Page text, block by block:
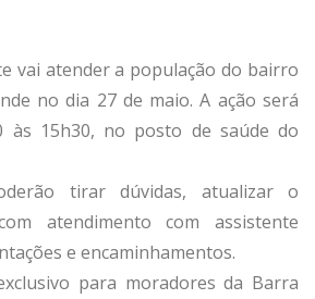
vai atender a população do bairro
no dia 27 de maio. A ação será
às 15h30, no posto de saúde do
tirar dúvidas, atualizar o
atendimento com assistente
e encaminhamentos.
para moradores da Barra